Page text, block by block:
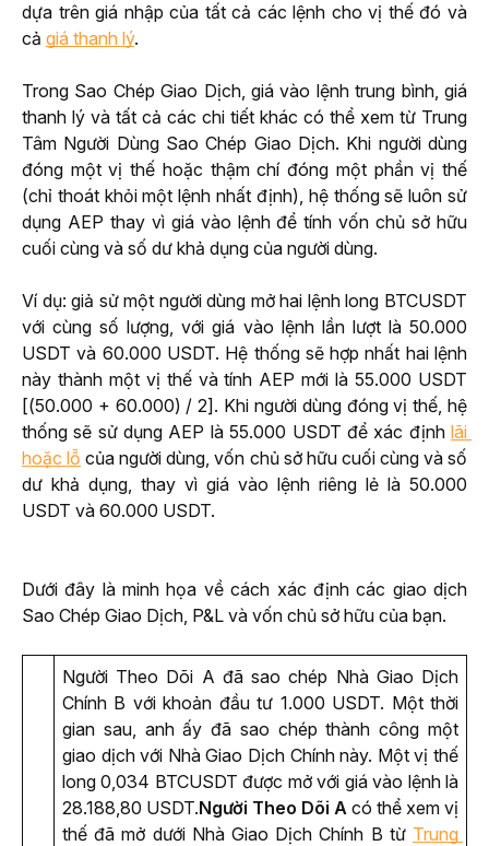
dựa trên giá nhập của tất cả các lệnh cho vị thế đó và
cả giá thanh lý.
Trong Sao Chép Giao Dịch, giá vào lệnh trung bình, giá
thanh lý và tất cả các chi tiết khác có thể xem từ Trung
Tâm Người Dùng Sao Chép Giao Dịch. Khi người dùng
đóng một vị thế hoặc thậm chí đóng một phần vị thế
(chỉ thoát khỏi một lệnh nhất định), hệ thống sẽ luôn sử
dụng AEP thay vì giá vào lệnh để tính vốn chủ sở hữu
cuối cùng và số dư khả dụng của người dùng.
Ví dụ: giả sử một người dùng mở hai lệnh long BTCUSDT
với cùng số lượng, với giá vào lệnh lần lượt là 50.000
USDT và 60.000 USDT. Hệ thống sẽ hợp nhất hai lệnh
này thành một vị thế và tính AEP mới là 55.000 USDT
[(50.000 + 60.000) / 2]. Khi người dùng đóng vị thế, hệ
thống sẽ sử dụng AEP là 55.000 USDT để xác định lãi
hoặc lỗ của người dùng, vốn chủ sở hữu cuối cùng và số
dư khả dụng, thay vì giá vào lệnh riêng lẻ là 50.000
USDT và 60.000 USDT.
Dưới đây là minh họa về cách xác định các giao dịch
Sao Chép Giao Dịch, P&L và vốn chủ sở hữu của bạn.
Người Theo Dõi A đã sao chép Nhà Giao Dịch
Chính B với khoản đầu tư 1.000 USDT. Một thời
gian sau, anh ấy đã sao chép thành công một
giao dịch với Nhà Giao Dịch Chính này. Một vị thế
long 0,034 BTCUSDT được mở với giá vào lệnh là
28.188,80 USDT.Người Theo Dõi A có thể xem vị
thế đã mở dưới Nhà Giao Dịch Chính B từ Trung